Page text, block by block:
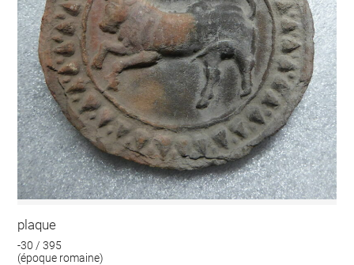
plaque
-30 / 395
(époque romaine)